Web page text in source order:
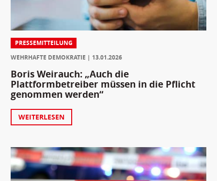
PRESSEMITTEILUNG
WEHRHAFTE DEMOKRATIE
13.01.2026
Boris Weirauch: „Auch die
Plattformbetreiber müssen in die Pflicht
genommen werden“
WEITERLESEN